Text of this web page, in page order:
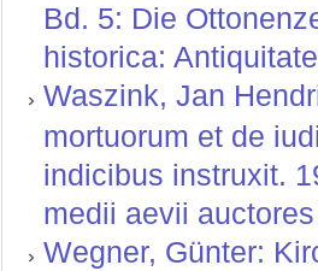
Bd. 5: Die
historica:
Waszink, Jan
mortuorum et de
indicibus instruxit.
medii aevii
Wegner, Günter: